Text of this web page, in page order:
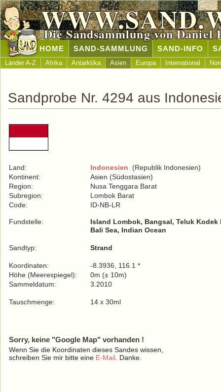
Die Sandsammlung von Daniel
HOME SAND-SAMMLUNG SAND-INFO
Länder A-Z Afrika Antarktika Asien Europa International
Sandprobe Nr. 4294 aus
Land: Indonesien (Republik Indonesien)
Kontinent:
Asien (Südostasien)
Region:
Nusa Tenggara Barat
Subregion:
Lombok Barat
Code:
ID-NB-LR
Fundstelle:
Island Lombok, Bangsal, Teluk Kodek
Bali Sea, Indian Ocean
Sandtyp: Strand
Koordinaten:
-8.3936, 116.1 *
Höhe (Meerespiegel):
0m (± 10m)
Sammeldatum:
3.2010
Tauschmenge: 14 x 30ml
Sorry, keine "Google Map" vorhanden !
Wenn Sie die Koordinaten dieses Sandes wissen,
schreiben Sie mir bitte eine E-Mail . Danke.